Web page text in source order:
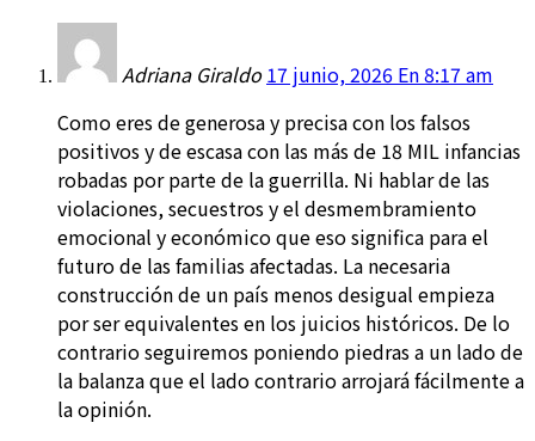
Adriana Giraldo 17 junio, 2026 En 8:17 am
Como eres de generosa y precisa con los falsos
positivos y de escasa con las más de 18 MIL infancias
robadas por parte de la guerrilla. Ni hablar de las
violaciones, secuestros y el desmembramiento
emocional y económico que eso significa para el
futuro de las familias afectadas. La necesaria
construcción de un país menos desigual empieza
por ser equivalentes en los juicios históricos. De lo
contrario seguiremos poniendo piedras a un lado de
la balanza que el lado contrario arrojará fácilmente a
la opinión.